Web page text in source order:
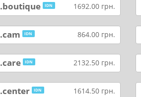
.boutique IDN 1692.00 грн.
.cam IDN 864.00 грн.
.care IDN 2132.50 грн.
.center IDN 1614.50 грн.